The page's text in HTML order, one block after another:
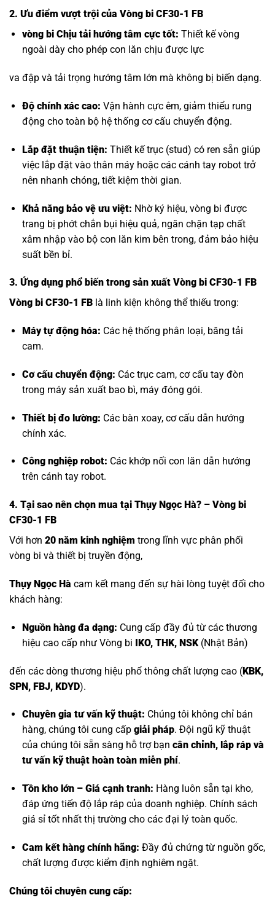
2. Ưu điểm vượt trội của Vòng bi CF30-1 FB
vòng bi Chịu tải hướng tâm cực tốt: Thiết kế vòng
ngoài dày cho phép con lăn chịu được lực
va đập và tải trọng hướng tâm lớn mà không bị biến dạng.
Độ chính xác cao: Vận hành cực êm, giảm thiểu rung
động cho toàn bộ hệ thống cơ cấu chuyển động.
Lắp đặt thuận tiện: Thiết kế trục (stud) có ren sẵn giúp
việc lắp đặt vào thân máy hoặc các cánh tay robot trở
nên nhanh chóng, tiết kiệm thời gian.
Khả năng bảo vệ ưu việt: Nhờ ký hiệu, vòng bi được
trang bị phớt chắn bụi hiệu quả, ngăn chặn tạp chất
xâm nhập vào bộ con lăn kim bên trong, đảm bảo hiệu
suất bền bỉ.
3. Ứng dụng phổ biến trong sản xuất Vòng bi CF30-1 FB
Vòng bi CF30-1 FB là linh kiện không thể thiếu trong:
Máy tự động hóa: Các hệ thống phân loại, băng tải
cam.
Cơ cấu chuyển động: Các trục cam, cơ cấu tay đòn
trong máy sản xuất bao bì, máy đóng gói.
Thiết bị đo lường: Các bàn xoay, cơ cấu dẫn hướng
chính xác.
Công nghiệp robot: Các khớp nối con lăn dẫn hướng
trên cánh tay robot.
4. Tại sao nên chọn mua tại Thụy Ngọc Hà? – Vòng bi
CF30-1 FB
Với hơn 20 năm kinh nghiệm trong lĩnh vực phân phối
vòng bi và thiết bị truyền động,
Thụy Ngọc Hà cam kết mang đến sự hài lòng tuyệt đối cho
khách hàng:
Nguồn hàng đa dạng: Cung cấp đầy đủ từ các thương
hiệu cao cấp nhưVòng bi IKO, THK, NSK(Nhật Bản)
đến các dòng thương hiệu phổ thông chất lượng cao (KBK,
SPN, FBJ, KDYD).
Chuyên gia tư vấn kỹ thuật: Chúng tôi không chỉ bán
hàng, chúng tôi cung cấp giải pháp. Đội ngũ kỹ thuật
của chúng tôi sẵn sàng hỗ trợ bạn cân chỉnh, lắp ráp và
tư vấn kỹ thuật hoàn toàn miễn phí.
Tồn kho lớn – Giá cạnh tranh: Hàng luôn sẵn tại kho,
đáp ứng tiến độ lắp ráp của doanh nghiệp. Chính sách
giá sỉ tốt nhất thị trường cho các đại lý toàn quốc.
Cam kết hàng chính hãng: Đầy đủ chứng từ nguồn gốc,
chất lượng được kiểm định nghiêm ngặt.
Chúng tôi chuyên cung cấp: